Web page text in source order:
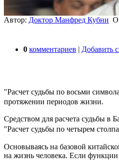
Автор: Доктор Манфред Кубни
0 комментариев | Добавить
"Расчет судьбы по восьми
протяжении периодов жизни.
Средством для расчета судьбы в
"Расчет судьбы по четырем
Основываясь на базовой
на жизнь человека. Если